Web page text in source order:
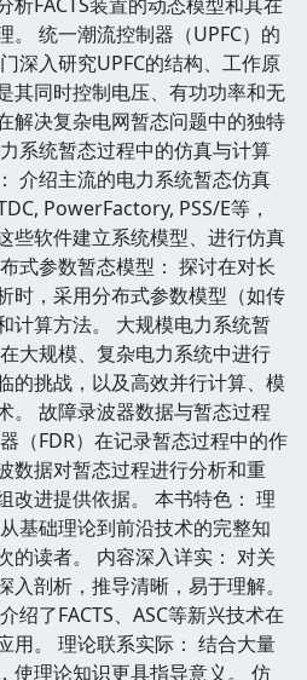
。 统一潮流控制器（UPFC）的
深入研究UPFC的结构、工作原
其同时控制电压、有功功率和无
解决复杂电网暂态问题中的独特
系统暂态过程中的仿真与计算
介绍主流的电力系统暂态仿真
PowerFactory, PSS/E等，
些软件建立系统模型、进行仿真
式参数暂态模型： 探讨在对长
时，采用分布式参数模型（如传
计算方法。 大规模电力系统暂
大规模、复杂电力系统中进行
的挑战，以及高效并行计算、模
。 故障录波器数据与暂态过程
（FDR）在记录暂态过程中的作
数据对暂态过程进行分析和重
改进提供依据。 本书特色： 理
基础理论到前沿技术的完整知
的读者。 内容深入详实： 对关
入剖析，推导清晰，易于理解。
绍了FACTS、ASC等新兴技术在
用。 理论联系实际： 结合大量
使理论知识更具指导意义。 仿